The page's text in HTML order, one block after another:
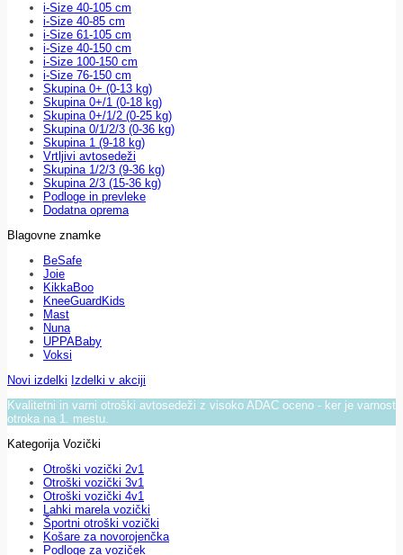
i-Size 40-105 cm
i-Size 40-85 cm
i-Size 61-105 cm
i-Size 40-150 cm
i-Size 100-150 cm
i-Size 76-150 cm
Skupina 0+ (0-13 kg)
Skupina 0+/1 (0-18 kg)
Skupina 0+/1/2 (0-25 kg)
Skupina 0/1/2/3 (0-36 kg)
Skupina 1 (9-18 kg)
Vrtljivi avtosedeži
Skupina 1/2/3 (9-36 kg)
Skupina 2/3 (15-36 kg)
Podloge in prevleke
Dodatna oprema
Blagovne znamke
BeSafe
Joie
KikkaBoo
KneeGuardKids
Mast
Nuna
UPPABaby
Voksi
Novi izdelki Izdelki v akciji
Kvalitetni in varni otroški avtosedeži z visoko ADAC oceno - ker je varnost
otroka na 1. mestu.
Kategorija Vozički
Otroški vozički 2v1
Otroški vozički 3v1
Otroški vozički 4v1
Lahki marela vozički
Športni otroški vozički
Košare za novorojenčka
Podloge za voziček